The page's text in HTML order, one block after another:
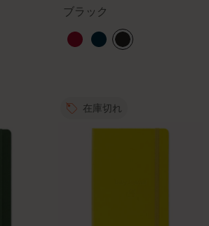
ブラック
在庫切れ